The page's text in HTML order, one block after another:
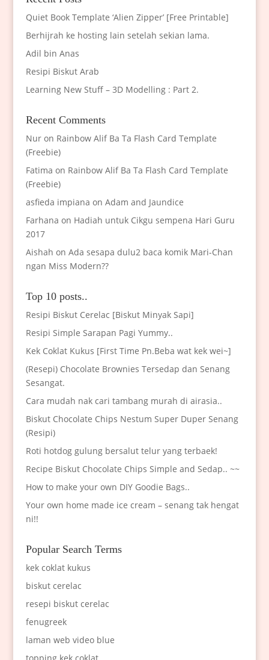
Quiet Book Template ‘Alien Zipper’ [Free Printable]
Berhijrah ke hosting lain setelah sekian lama.
Adil bin Anas
Resipi Biskut Arab
Learning New Stuff – 3D Modelling : Part 2.
Recent Comments
Nuron Rainbow Alif Ba Ta Flash Card Template
(Freebie)
Fatima on Rainbow Alif Ba Ta Flash Card Template
(Freebie)
asfieda impiana on Adam and Jaundice
Farhana on Hadiah untuk Cikgu sempena Hari Guru
2017
Aishah on Ada sesapa dulu2 baca komik Mari-Chan
ngan Miss Modern??
Top 10 posts..
Resipi Biskut Cerelac [Biskut Minyak Sapi]
Resipi Simple Sarapan Pagi Yummy..
Kek Coklat Kukus [First Time Pn.Beba wat kek wei~]
(Resepi) Chocolate Brownies Tersedap dan Senang
Sesangat.
Cara mudah nak cari tambang murah di airasia..
Biskut Chocolate Chips Nestum Super Duper Senang
(Resipi)
Roti hotdog gulung bersalut telur yang terbaek!
Recipe Biskut Chocolate Chips Simple and Sedap.. ~~
How to make your own DIY Goodie Bags..
Your own home made ice cream – senang tak hengat
ni!!
Popular Search Terms
kek coklat kukus
biskut cerelac
resepi biskut cerelac
fenugreek
laman web video blue